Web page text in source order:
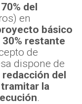
del
en
básico
30% restante
de
dispone de
del
la
.